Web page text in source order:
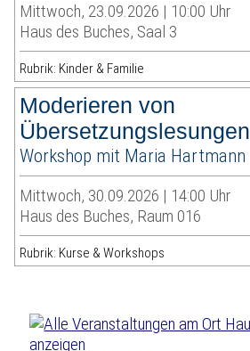
Mittwoch, 23.09.2026 | 10:00 Uhr
Haus des Buches, Saal 3
Rubrik: Kinder & Familie
Moderieren von
Übersetzungslesungen
Workshop mit Maria Hartmann
Mittwoch, 30.09.2026 | 14:00 Uhr
Haus des Buches, Raum 016
Rubrik: Kurse & Workshops